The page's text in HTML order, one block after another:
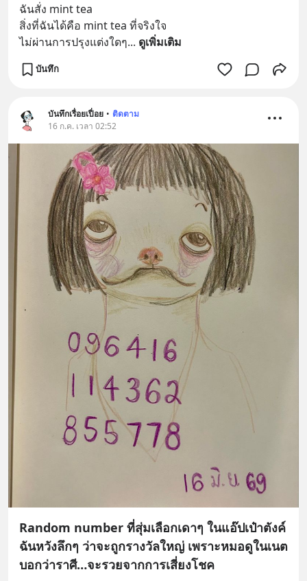
ฉันสั่ง mint tea
สิ่งที่ฉันได้คือ mint tea ที่จริงใจ
ไม่ผ่านการปรุงแต่งใดๆ... ดูเพิ่มเติม
บันทึก
บันทึกเรื่อยเปื่อย • ติดตาม
16 ก.ค. เวลา 02:52
Random number ที่สุ่มเลือกเดาๆ ในแอ๊ปเป๋าตังค์
ฉันหวังลึกๆ ว่าจะถูกรางวัลใหญ่ เพราะหมอดูในเนต
บอกว่าราศี…จะรวยจากการเสี่ยงโชค